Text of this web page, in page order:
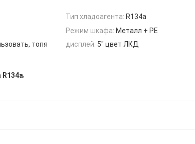
Тип хладоагента: R134a
Режим шкафа: Металл + PE
топя дисплей: 5" цвет ЛКД
,